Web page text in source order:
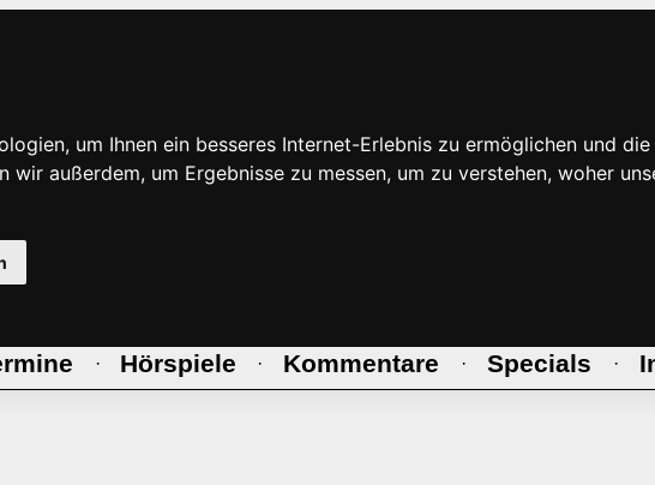
um Ihnen ein besseres Internet-Erlebnis zu ermöglichen und
wir außerdem, um Ergebnisse zu messen, um zu verstehen, woher
· Hörspiele · Kommentare · Specials ·